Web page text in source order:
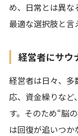
め、日常とは異な
最適な選択肢と言
経営者にサウ
経営者は日々、多
応、資金繰りなど
す。そのため“脳
は回復が追いつか